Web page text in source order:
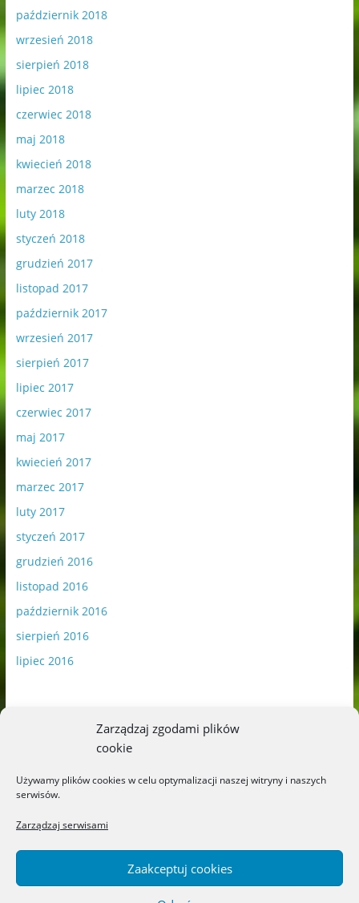
Zarządzaj zgodami plików
cookie
Używamy plików cookies w celu optymalizacji naszej witryny i naszych
serwisów.
Zarządzaj serwisami
Zaakceptuj cookies
październik 2018
wrzesień 2018
sierpień 2018
lipiec 2018
czerwiec 2018
maj 2018
kwiecień 2018
marzec 2018
luty 2018
styczeń 2018
grudzień 2017
listopad 2017
październik 2017
wrzesień 2017
sierpień 2017
lipiec 2017
czerwiec 2017
maj 2017
kwiecień 2017
marzec 2017
luty 2017
styczeń 2017
grudzień 2016
listopad 2016
październik 2016
sierpień 2016
lipiec 2016